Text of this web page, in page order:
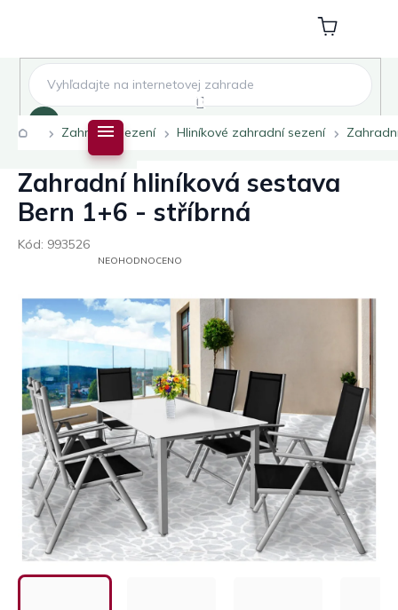
Nákupní
košík
DomůZahradní sezení Hliníkové zahradní sezení
Zahradní hliníková sestava
Bern 1+6 - stříbrná
Kód: 993526
PRŮMĚRNÉ
JE
0,0
Z
NEOHODNOCENO